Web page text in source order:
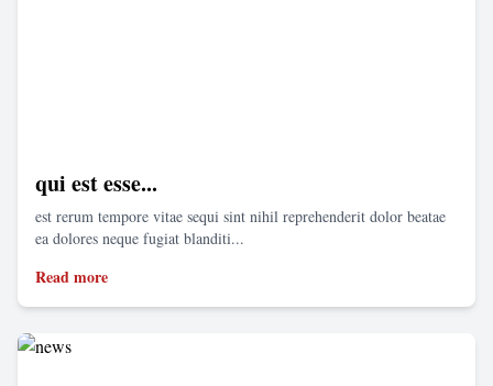
qui est esse...
est rerum tempore vitae sequi sint nihil reprehenderit dolor beatae
ea dolores neque fugiat blanditi...
Read more